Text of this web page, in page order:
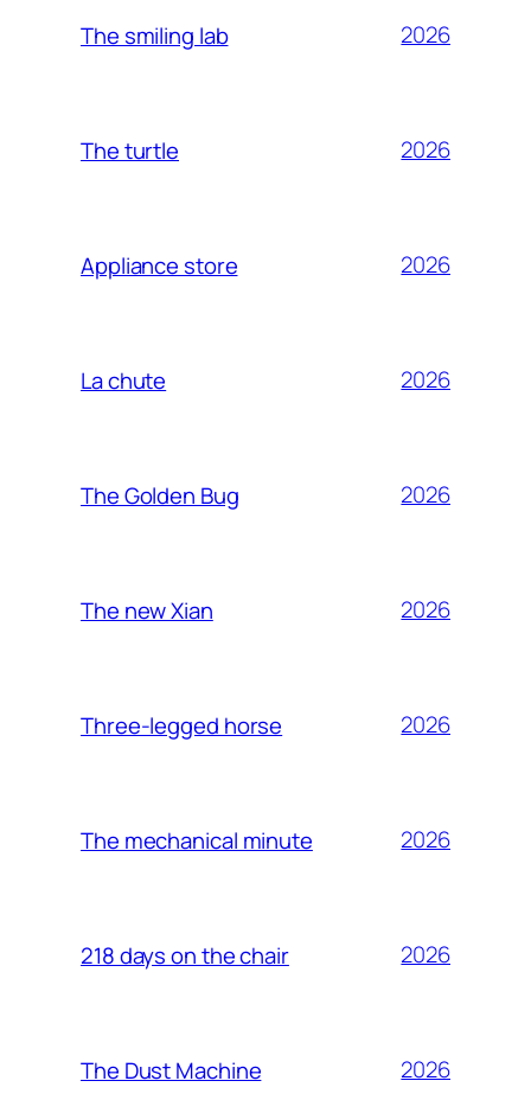
The smiling lab 2026
The turtle 2026
Appliance store 2026
La chute 2026
The Golden Bug 2026
The new Xian 2026
Three-legged horse 2026
The mechanical minute 2026
218 days on the chair 2026
The Dust Machine 2026